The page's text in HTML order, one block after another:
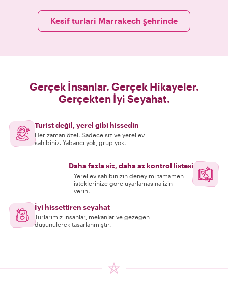
Kesif turlari Marrakech şehrinde
Gerçek İnsanlar. Gerçek Hikayeler.
Gerçekten İyi Seyahat.
Turist değil, yerel gibi hissedin
Her zaman özel. Sadece siz ve yerel ev
sahibiniz. Yabancı yok, grup yok.
Daha fazla siz, daha az kontrol listesi
Yerel ev sahibinizin deneyimi tamamen
isteklerinize göre uyarlamasına izin
verin.
İyi hissettiren seyahat
Turlarımız insanlar, mekanlar ve gezegen
düşünülerek tasarlanmıştır.